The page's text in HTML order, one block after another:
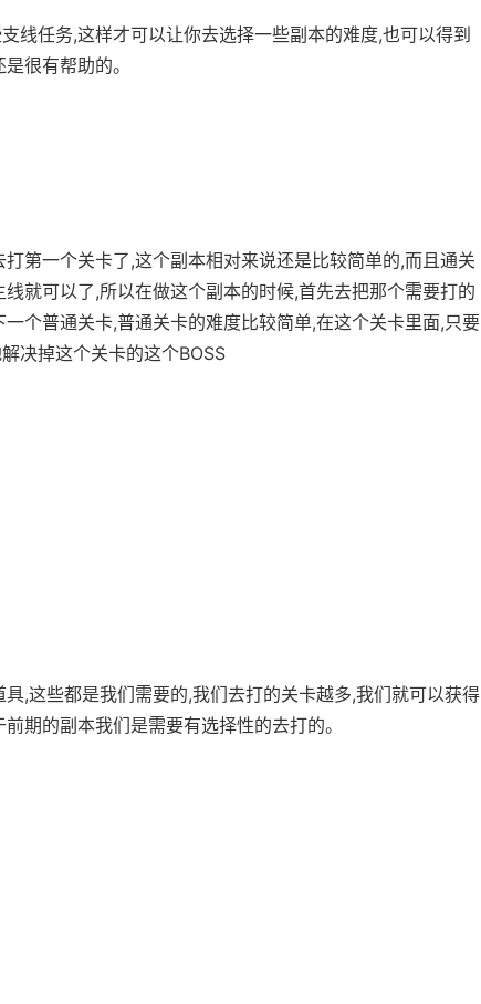
线任务,这样才可以让你去选择一些副本的难度,也可以得到
很有帮助的。
第一个关卡了,这个副本相对来说还是比较简单的,而且通关
就可以了,所以在做这个副本的时候,首先去把那个需要打的
个普通关卡,普通关卡的难度比较简单,在这个关卡里面,只要
决掉这个关卡的这个BOSS
,这些都是我们需要的,我们去打的关卡越多,我们就可以获得
期的副本我们是需要有选择性的去打的。